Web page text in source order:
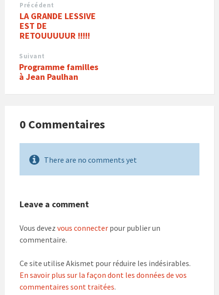
Précédent
LA GRANDE LESSIVE
EST DE
RETOUUUUUR !!!!!
Suivant
Programme familles
à Jean Paulhan
0 Commentaires
There are no comments yet
Leave a comment
Vous devez vous connecter pour publier un
commentaire.
Ce site utilise Akismet pour réduire les indésirables.
En savoir plus sur la façon dont les données de vos
commentaires sont traitées.